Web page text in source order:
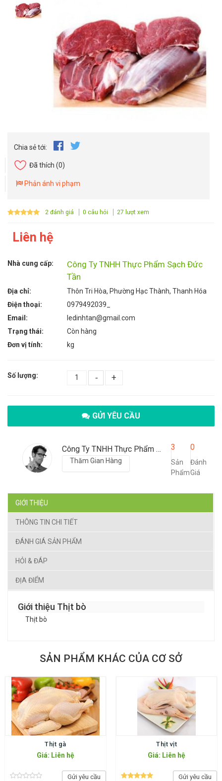
Chia sẻ tới:
Đã thích (0)
Phản ánh vi phạm
2 đánh giá 0 câu hỏi 27 lượt xem
Liên hệ
Nhà cung cấp:
Công Ty TNHH Thực Phẩm Sạch Đức
Tần
Địa chỉ:
Thôn Tri Hòa, Phường Hạc Thành, Thanh Hóa
Điện thoại:
0979492039_
Email:
ledinhtan@gmail.com
Trạng thái:
Còn hàng
Đơn vị tính:
kg
Số lượng: - +
GỬI YÊU CẦU
Công Ty TNHH Thực Phẩm Sạch Đức Tần
Thăm Gian Hàng
3
Sản
Phẩm
0
Đánh
Giá
GIỚI THIỆU
THÔNG TIN CHI TIẾT
ĐÁNH GIÁ SẢN PHẨM
HỎI & ĐÁP
ĐỊA ĐIỂM
Giới thiệu Thịt bò
Thịt bò
SẢN PHẨM KHÁC CỦA CƠ SỞ
Thịt gà
Giá: Liên hệ
Gửi yêu cầu
Thịt vịt
Giá: Liên hệ
Gửi yêu cầu